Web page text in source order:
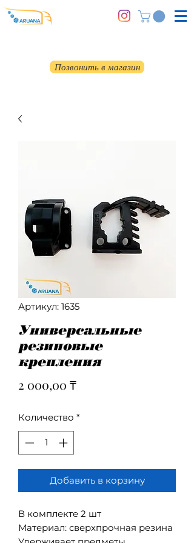
Позвонить в магазин
Артикул: 1635
Универсальные
резиновые
крепления
2 000,00 ₸Цена
Количество *
Добавить в корзину
В комплекте 2 шт
Материал: сверхпрочная резина